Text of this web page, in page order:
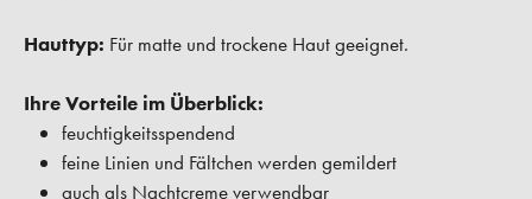
Hauttyp: Für matte und trockene Haut geeignet.
Ihre Vorteile im Überblick:
feuchtigkeitsspendend
feine Linien und Fältchen werden gemildert
auch als Nachtcreme verwendbar